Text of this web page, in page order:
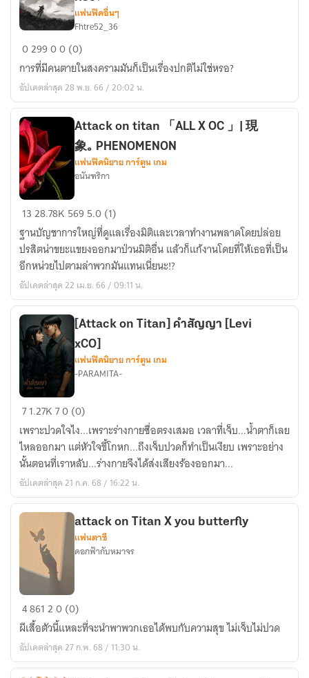
Cupic
ช่วง
ไรท์
[attack
on
titan
oc
x
oc]|
ความ
ตาย/
สงคราม/
ทะเล
เพลิง/
นี่
ก็
เรื่อง
ปกติ
ไม่ใช่
หรอ?
แฟนฟิคอื่นๆ
Fhtre52_36
029900 (0)
การที่มีคนตายในสงครามมันก็เป็นเรื่องปกติไม่ใช่หรอ?
อัปเดตล่าสุด 28 พ.ย. 66 / 20:02 น.
Attack
titan
「ALL
X
OC
」|
現
象｡
PHENOMENON
Attack on titan 「ALL X OC 」| 現
象｡ PHENOMENON
แฟนฟิคนิยาย การ์ตูน เกม
อนันฑริกา
1328.78K 569 5.0 (1)
ฐานบัญชาการใหญ่ที่ดูแลเรื่องมิติและเวลาทำงานพลาดโดยปล่อย
ปรสิตน่าขยะแขยงออกมาป่วนมิติอื่น แล้วก็แก้งานโดยที่ให้เธอที่เป็น
อีกหน่วยไปตามล่าพวกมันแทนเนี่ยนะ!?
อัปเดตล่าสุด 22 เม.ย. 66 / 09:11 น.
[Attack
Titan]
คำ
สัญญา
[Levi
xCO]
[Attack on Titan] คำสัญญา [Levi
xCO]
แฟนฟิคนิยาย การ์ตูน เกม
-PARAMITA-
71.27K70 (0)
เพราะปวดใจไง...เพราะร่างกายซื่อตรงเสมอ เวลาที่เจ็บ...น้ำตาก็เลย
ไหลออกมา แต่หัวใจขี้โกหก...ถึงเจ็บปวดก็ทำเป็นเงียบ เพราะอย่าง
นั้นตอนที่เราหลับ...ร่างกายจึงได้ส่งเสียงร้องออกมา...
อัปเดตล่าสุด 21 ก.ค. 68 / 16:22 น.
attack
on
Titan
X
you
attack on Titan X you butterfly
แฟนตาซี
ดอกฟ้ากับหมาจร
486120 (0)
ผีเสื้อตัวนี้แหละที่จะนำพาพวกเธอได้พบกับความสุข ไม่เจ็บไม่ปวด
อัปเดตล่าสุด 27 ก.พ. 68 / 11:30 น.